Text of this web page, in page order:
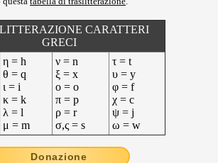
CARATTERI
GRECI
η = h
θ = q
ι = i
κ = k
λ = l
μ = m
ν = n
ξ = x
ο = o
π = p
ρ = r
σ,ς = s
τ = t
υ = y
φ = f
χ = c
ψ = j
ω = w
Donazione